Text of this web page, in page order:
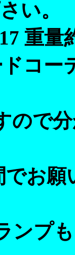
い。
重量
コー
ので
でお
ンプ